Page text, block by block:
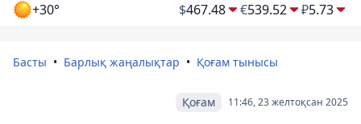
+30° $467.48 €539.52 ₽5.73
Басты Барлық жаңалықтар Қоғам тынысы
11:46, 23 желтоқсан 2025
Қоғам